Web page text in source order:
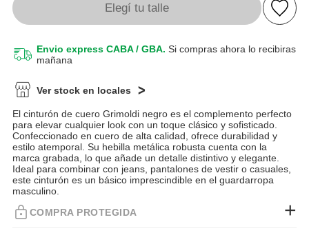
Elegí tu talle
Envio express CABA / GBA. Si compras ahora lo recibiras
mañana
Ver stock en locales
El cinturón de cuero Grimoldi negro es el complemento perfecto
para elevar cualquier look con un toque clásico y sofisticado.
Confeccionado en cuero de alta calidad, ofrece durabilidad y
estilo atemporal. Su hebilla metálica robusta cuenta con la
marca grabada, lo que añade un detalle distintivo y elegante.
Ideal para combinar con jeans, pantalones de vestir o casuales,
este cinturón es un básico imprescindible en el guardarropa
masculino.
COMPRA PROTEGIDA